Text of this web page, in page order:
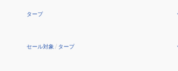
タープ
セール対象 / タープ